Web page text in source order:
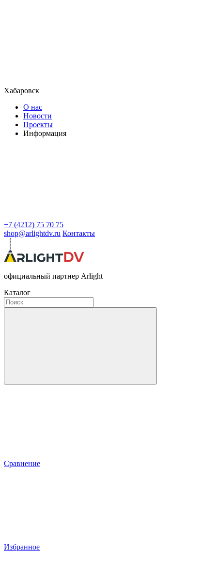
Хабаровск
О нас
Новости
Проекты
Информация
+7 (4212) 75 70 75
shop@arlightdv.ru Контакты
официальный партнер Arlight
Каталог
Сравнение
Избранное